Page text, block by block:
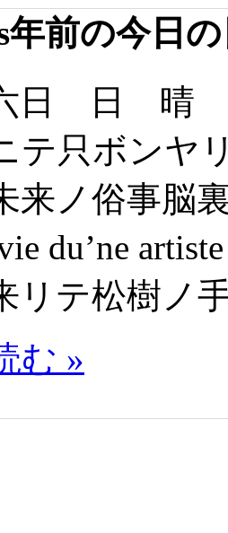
年前の今日
日 日 晴
テ只ボンヤ
来ノ俗事脳
du’ne
リテ松樹ノ
む »